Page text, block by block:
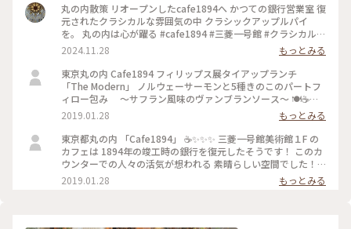
丸の内散策 リオープンしたcafe1894へ かつての銀行営業室 復
元されたクラシカルな雰囲気の中 クラシックアップルパイ
を。 丸の内は心が躍る #cafe1894 #三菱一号館 #クラシカルな
街 #丸の内
2024.11.28
もっとみる
東京丸の内 Cafe1894 フィリップス展タイアップランチ
「The Modern」 ノルウェーサーモンと5種きのこのパートフ
ィロー包み ～サフラン風味のヴァンブランソース～ 🍽☕️
✨✨✨ モダンな盛り付け🌾 パイがサクサク 美味しく頂きまし
た！ #東京 #ランチ #お出かけ #丸の内 #三菱一号館美術館
#Cafe1894 #フィリップス・コレクション #タイアップメニュ
ー #冬のごちそう
2019.01.28
もっとみる
東京都丸の内 「Cafe1894」 ☕️✨✨✨ 三菱一号館美術館１F の
カフェは 1894年の竣工時の銀行を復元したそうです！ このカ
ウンターでの人々の活気が想われる 素晴らしい空間でした！
✨✨✨ #東京 #丸の内 #カフェ #三菱一号館美術館 #Cafe1894 #
お出かけ
2019.01.28 もっとみる